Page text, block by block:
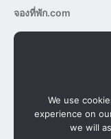
จองที่พัก.com
bookingtripp.com
นาขั้นบันได
We use
experience on
we will